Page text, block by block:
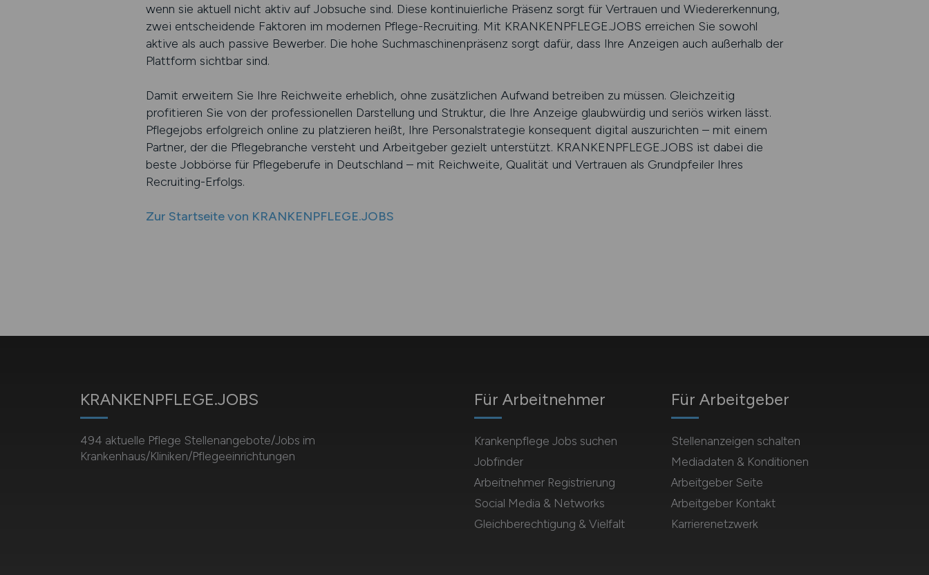
wenn sie aktuell nicht aktiv auf Jobsuche sind. Diese kontinuierliche Präsenz sorgt für Vertrauen und Wiedererkennung,
zwei entscheidende Faktoren im modernen Pflege-Recruiting. Mit KRANKENPFLEGE.JOBS erreichen Sie sowohl
aktive als auch passive Bewerber. Die hohe Suchmaschinenpräsenz sorgt dafür, dass Ihre Anzeigen auch außerhalb der
Plattform sichtbar sind.
Damit erweitern Sie Ihre Reichweite erheblich, ohne zusätzlichen Aufwand betreiben zu müssen. Gleichzeitig
profitieren Sie von der professionellen Darstellung und Struktur, die Ihre Anzeige glaubwürdig und seriös wirken lässt.
Pflegejobs erfolgreich online zu platzieren heißt, Ihre Personalstrategie konsequent digital auszurichten – mit einem
Partner, der die Pflegebranche versteht und Arbeitgeber gezielt unterstützt. KRANKENPFLEGE.JOBS ist dabei die
beste Jobbörse für Pflegeberufe in Deutschland – mit Reichweite, Qualität und Vertrauen als Grundpfeiler Ihres
Recruiting-Erfolgs.
Zur Startseite von KRANKENPFLEGE.JOBS
KRANKENPFLEGE.JOBS
494 aktuelle Pflege Stellenangebote/Jobs im
Krankenhaus/Kliniken/Pflegeeinrichtungen
Für Arbeitnehmer
Krankenpflege Jobs suchen
Jobfinder
Arbeitnehmer Registrierung
Social Media & Networks
Gleichberechtigung & Vielfalt
Für Arbeitgeber
Stellenanzeigen schalten
Mediadaten & Konditionen
Arbeitgeber Seite
Arbeitgeber Kontakt
Karrierenetzwerk